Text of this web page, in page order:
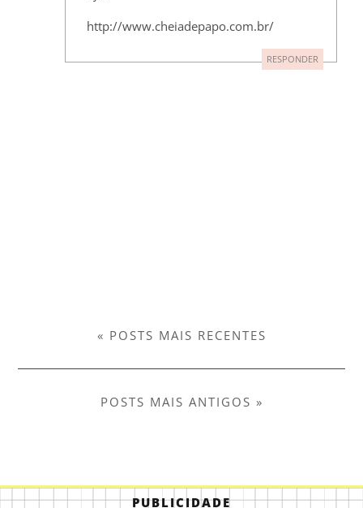
http://www.cheiadepapo.com.br/
RESPONDER
« POSTS MAIS RECENTES
POSTS MAIS ANTIGOS »
PUBLICIDADE